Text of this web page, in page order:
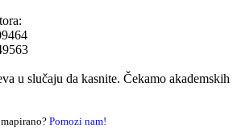
u slučaju da kasnite. Čekamo akademskih
Pomozi nam!